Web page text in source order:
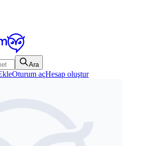
Ara
Oturum açHesap oluştur